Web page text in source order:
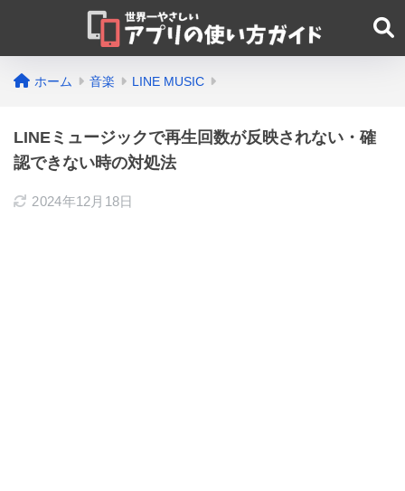
ホーム 音楽 LINE MUSIC
LINEミュージックで再生回数が反映されない・確
認できない時の対処法
2024年12月18日